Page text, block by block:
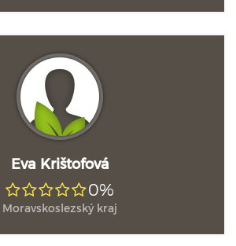
Eva Krištofová
0%
Moravskoslezský kraj